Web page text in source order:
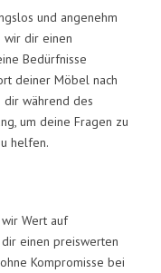
und angenehm
wir dir einen
Bedürfnisse
deiner Möbel nach
dir während des
um deine Fragen zu
helfen.
Wert auf
einen preiswerten
Kompromisse bei